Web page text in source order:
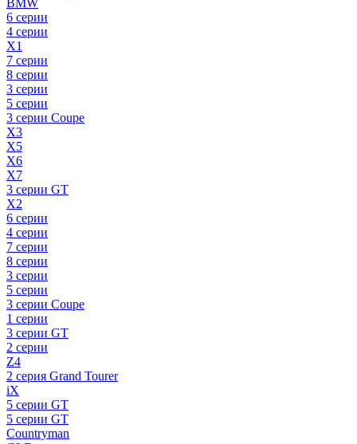
BMW
6 серии
4 серии
X1
7 серии
8 серии
3 серии
5 серии
3 серии Coupe
X3
X5
X6
X7
3 серии GT
X2
6 серии
4 серии
7 серии
8 серии
3 серии
5 серии
3 серии Coupe
1 серии
3 серии GT
2 серии
Z4
2 серия Grand Tourer
iX
5 серии GT
5 серии GT
Countryman